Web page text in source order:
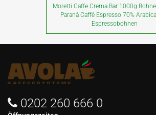
Moretti Caffe Crema Bar 1000g
Paranà Caffè Espresso 70%
Espressobohnen
0202 260 666 0